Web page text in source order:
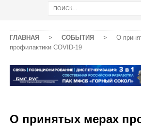
ГЛАВНАЯ > СОБЫТИЯ >
О
профилактики COVID-19
О принятых мерах